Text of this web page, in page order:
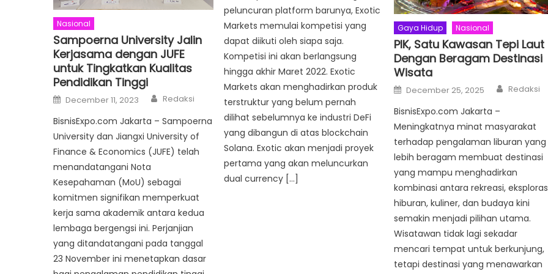
Nasional
Sampoerna University Jalin
Kerjasama dengan JUFE
untuk Tingkatkan Kualitas
Pendidikan Tinggi
Posted
on
December 11, 2023 Author
Redaksi
BisnisExpo.com Jakarta – Sampoerna
University dan Jiangxi University of
Finance & Economics (JUFE) telah
menandatangani Nota
Kesepahaman (MoU) sebagai
komitmen signifikan memperkuat
kerja sama akademik antara kedua
lembaga bergengsi ini. Perjanjian
yang ditandatangani pada tanggal
23 November ini menetapkan dasar
peluncuran platform barunya, Exotic
Markets memulai kompetisi yang
dapat diikuti oleh siapa saja.
Kompetisi ini akan berlangsung
hingga akhir Maret 2022. Exotic
Markets akan menghadirkan produk
terstruktur yang belum pernah
dilihat sebelumnya ke industri DeFi
yang dibangun di atas blockchain
Solana. Exotic akan menjadi proyek
pertama yang akan meluncurkan
dual currency […]
Gaya Hidup Nasional
PIK, Satu Kawasan Tepi Laut
Dengan Beragam Destinasi
Wisata
Posted
on
December 25, 2025 Author
Redaksi
BisnisExpo.com Jakarta –
Meningkatnya minat masyarakat
terhadap pengalaman liburan yang
lebih beragam membuat destinasi
yang mampu menghadirkan
kombinasi antara rekreasi,
hiburan, kuliner, dan budaya kini
semakin menjadi pilihan utama.
Wisatawan tidak lagi sekadar
mencari tempat untuk berkunjung,
tetapi destinasi yang menawarkan